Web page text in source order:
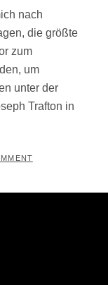
nach
die größte
zum
um
unter der
Trafton in